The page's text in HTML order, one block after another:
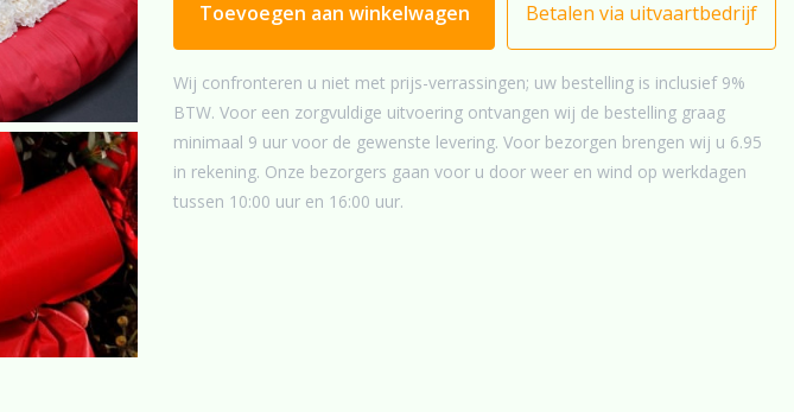
Toevoegen aan winkelwagen Betalen via uitvaartbedrijf
Wij confronteren u niet met prijs-verrassingen; uw bestelling is inclusief 9%
BTW. Voor een zorgvuldige uitvoering ontvangen wij de bestelling graag
minimaal 9 uur voor de gewenste levering. Voor bezorgen brengen wij u 6.95
in rekening. Onze bezorgers gaan voor u door weer en wind op werkdagen
tussen 10:00 uur en 16:00 uur.